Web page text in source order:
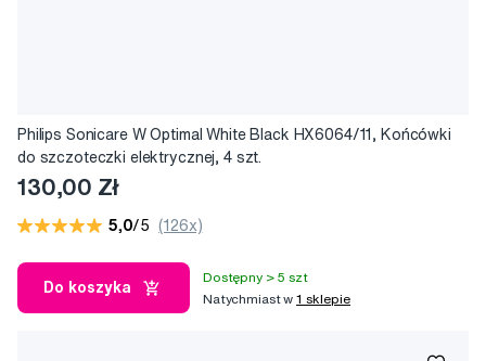
Philips Sonicare W Optimal White Black HX6064/11, Końcówki
do szczoteczki elektrycznej, 4 szt.
130,00 Zł
5,0/5 (126x)
Do koszyka
Dostępny > 5 szt
Natychmiast w1 sklepie